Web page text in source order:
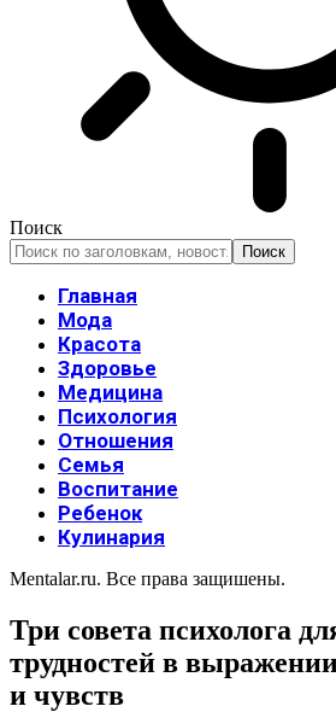
Поиск
Главная
Мода
Красота
Здоровье
Медицина
Психология
Отношения
Семья
Воспитание
Ребенок
Кулинария
Mentalar.ru. Все права защишены.
Три совета психолога
трудностей в
и чувств